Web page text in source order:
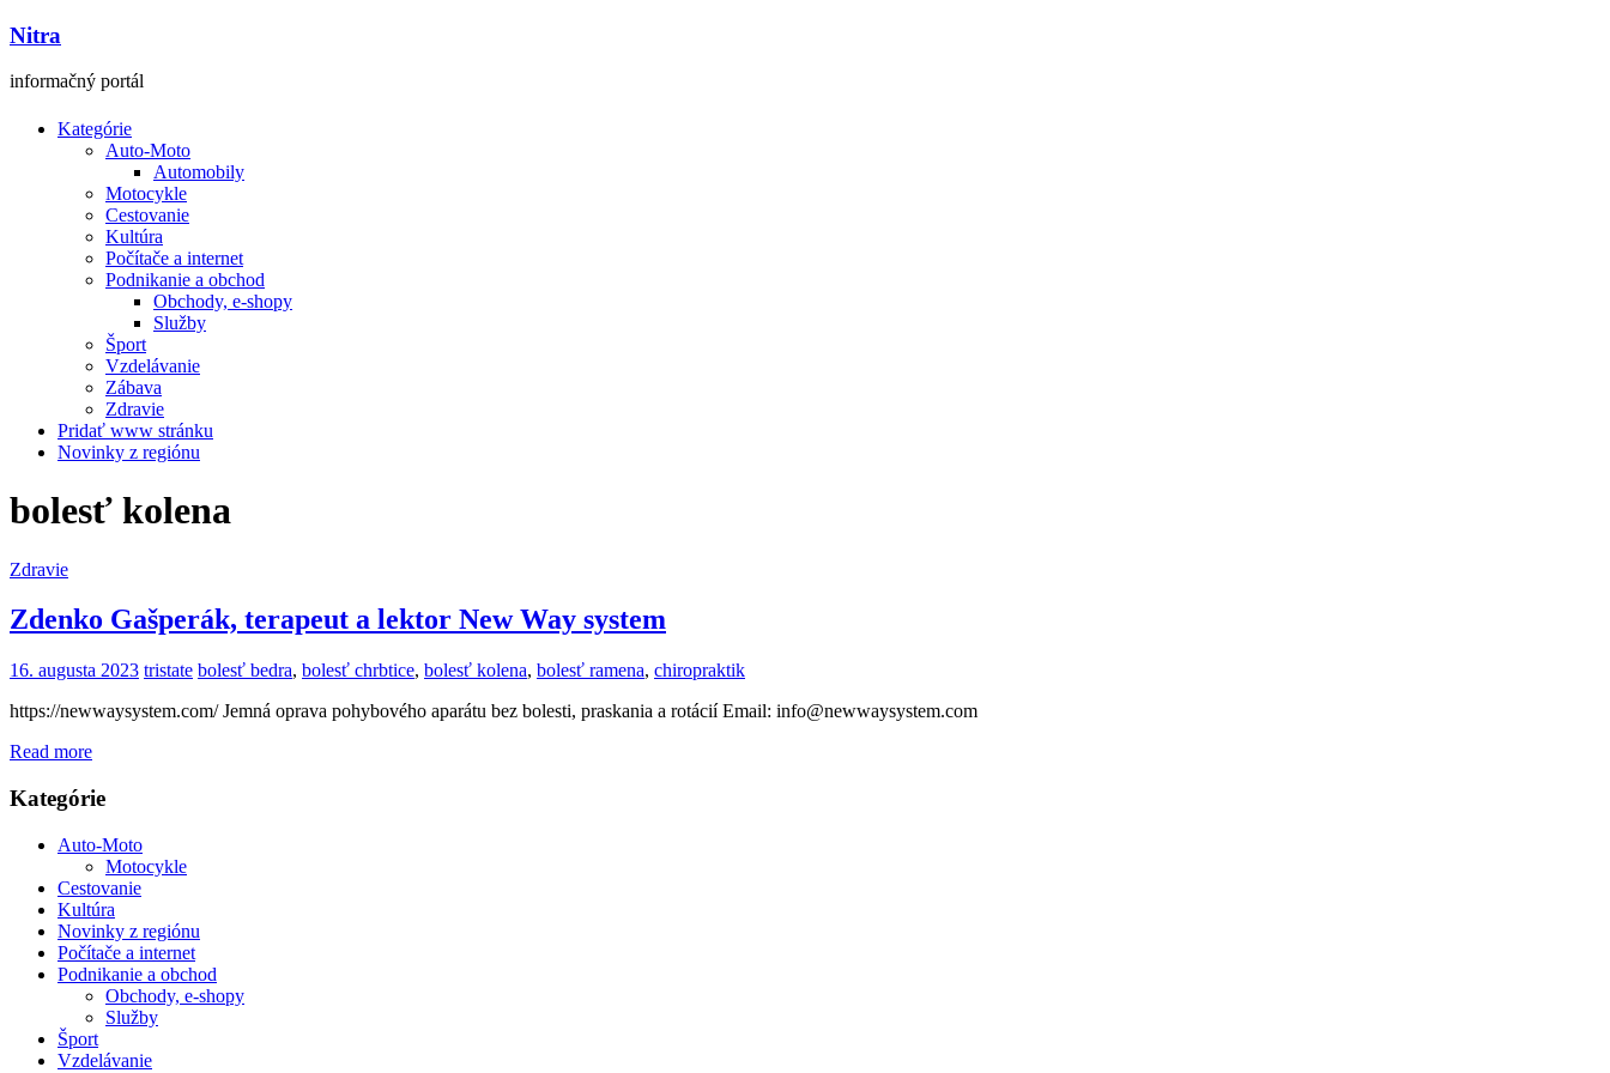
Nitra
informačný portál
Kategórie
Auto-Moto
Automobily
Motocykle
Cestovanie
Kultúra
Počítače a internet
Podnikanie a obchod
Obchody, e-shopy
Služby
Šport
Vzdelávanie
Zábava
Zdravie
Pridať www stránku
Novinky z regiónu
bolesť kolena
Zdravie
Zdenko Gašperák, terapeut a lektor New Way system
16. augusta 2023 tristate bolesť bedra, bolesť chrbtice, bolesť kolena, bolesť ramena, chiropraktik
https://newwaysystem.com/ Jemná oprava pohybového aparátu bez bolesti, praskania a rotácií Email: info@newwaysystem.com
Read more
Kategórie
Auto-Moto
Motocykle
Cestovanie
Kultúra
Novinky z regiónu
Počítače a internet
Podnikanie a obchod
Obchody, e-shopy
Služby
Šport
Vzdelávanie